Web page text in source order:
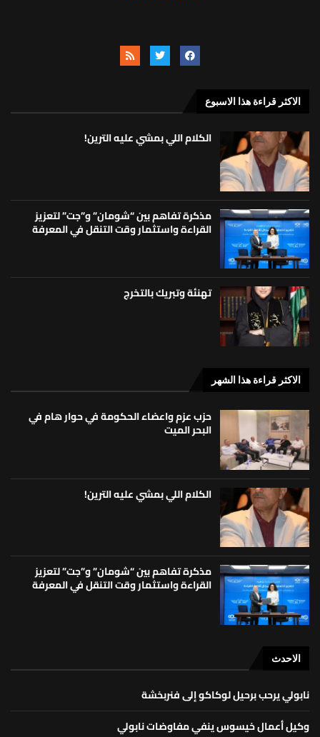
الاكثر قراءة هذا الاسبوع
الكلام اللي بمشي عليه الترين!
مذكرة تفاهم بين “شومان” و”جت” لتعزيز
القراءة واستثمار وقت التنقل في المعرفة
تهنئة وتبريك بالتخرج
الاكثر قراءة هذا الشهر
حزب عزم واعضاء الحكومة في حوار هام في
البحر الميت
الكلام اللي بمشي عليه الترين!
مذكرة تفاهم بين “شومان” و”جت” لتعزيز
القراءة واستثمار وقت التنقل في المعرفة
الاحدث
نابولي يرحب برحيل لوكاكو إلى فنربخشة
وكيل أعمال خيسوس ينفي مفاوضات نابولي